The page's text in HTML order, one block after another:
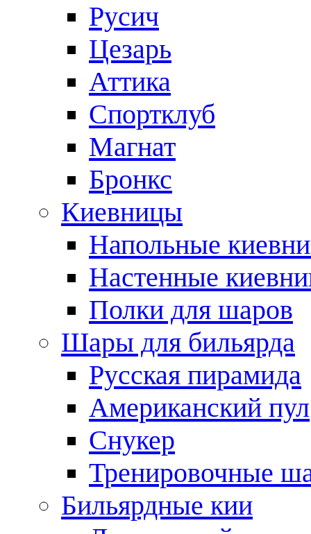
Русич
Цезарь
Аттика
Спортклуб
Магнат
Бронкс
Киевницы
Напольные
Настенные
Полки для шаров
Шары для бильярда
Русская пирамида
Американский пул
Снукер
Тренировочные
Бильярдные кии